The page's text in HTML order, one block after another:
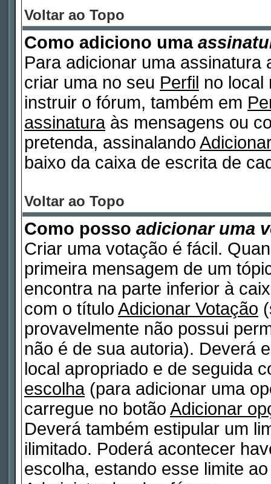
Voltar ao Topo
Como adiciono uma
Para adicionar uma
criar uma no seu Perfil no local
instruir o fórum, também em
assinaturaàs mensagens ou
pretenda, assinalando
baixo da caixa de escrita de
Voltar ao Topo
Como posso adicionar uma
Criar uma votação é fácil.
primeira mensagem de um
encontra na parte inferior à
com o título Adicionar Votação
provavelmente não possui
não é de sua autoria). Deverá
local apropriado e de seguida
escolha(para adicionar uma
carregue no botão Adicionar
Deverá também estipular um
ilimitado. Poderá acontecer
escolha, estando esse limite